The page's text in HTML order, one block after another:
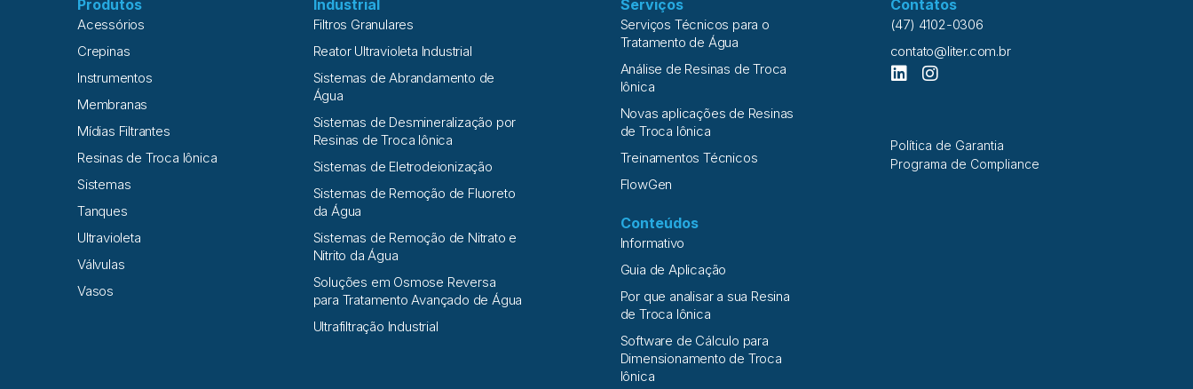
Produtos
Acessórios
Crepinas
Instrumentos
Membranas
Mídias Filtrantes
Resinas de Troca Iônica
Sistemas
Tanques
Ultravioleta
Válvulas
Vasos
Industrial
Filtros Granulares
Reator Ultravioleta Industrial
Sistemas de Abrandamento de
Água
Sistemas de Desmineralização por
Resinas de Troca Iônica
Sistemas de Eletrodeionização
Sistemas de Remoção de Fluoreto
da Água
Sistemas de Remoção de Nitrato e
Nitrito da Água
Soluções em Osmose Reversa
para Tratamento Avançado de Água
Ultrafiltração Industrial
Serviços
Serviços Técnicos para o
Tratamento de Água
Análise de Resinas de Troca
Iônica
Novas aplicações de Resinas
de Troca Iônica
Treinamentos Técnicos
FlowGen
Conteúdos
Informativo
Guia de Aplicação
Por que analisar a sua Resina
de Troca Iônica
Software de Cálculo para
Dimensionamento de Troca
Iônica
Contatos
(47) 4102-0306
contato@liter.com.br
Política de Garantia
Programa de Compliance